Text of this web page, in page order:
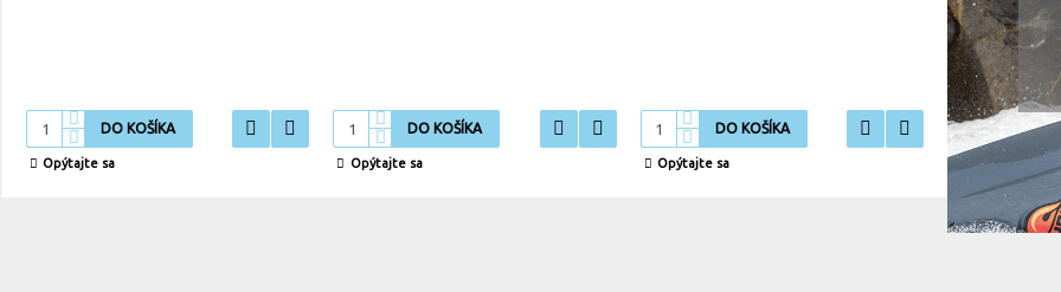
DO KOŠÍKA
Opýtajte sa
DO KOŠÍKA
Opýtajte sa
DO KOŠÍKA
Opýtajte sa
184,20€
DO
Opýtajte sa